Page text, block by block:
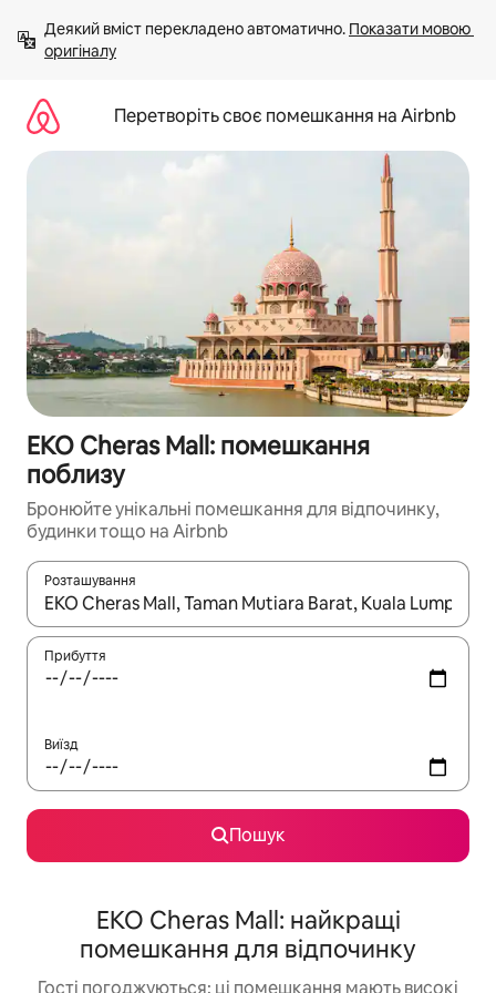
вмісту
Деякий вміст перекладено автоматично. Показати мовою
оригіналу
Перетворіть своє помешкання на Airbnb
EKO Cheras Mall: помешкання
поблизу
Бронюйте унікальні помешкання для відпочинку,
будинки тощо на Airbnb
Розташування
Отримавши результати пошуку, використовуйте для
Прибуття
Виїзд
Пошук
EKO Cheras Mall: найкращі
помешкання для відпочинку
Гості погоджуються: ці помешкання мають високі